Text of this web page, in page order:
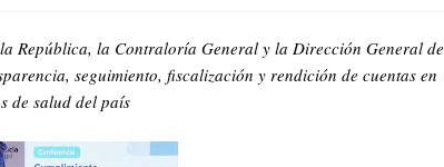
República, la Contraloría General y la Dirección General de
seguimiento, fiscalización y rendición de cuentas en
de salud del país